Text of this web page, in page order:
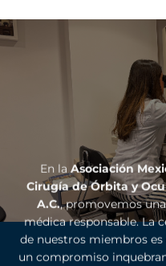
En la Asociación
Cirugía de Órbita y
A.C., promovemos
médica responsable. La
de nuestros miembros es
un compromiso